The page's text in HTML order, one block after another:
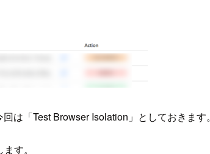
は「Test Browser Isolation」としておきます。
す。